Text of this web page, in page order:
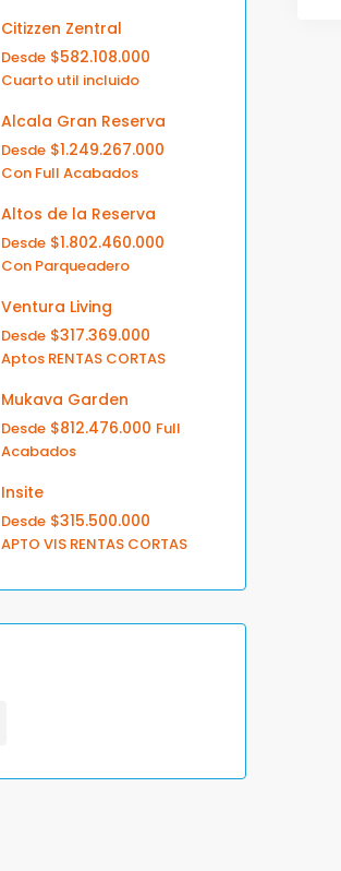
Citizzen Zentral
Desde $582.108.000
Cuarto util incluido
Alcala Gran Reserva
Desde $1.249.267.000
Con Full Acabados
Altos de la Reserva
Desde $1.802.460.000
Con Parqueadero
Ventura Living
Desde $317.369.000
Aptos RENTAS CORTAS
Mukava Garden
Desde $812.476.000 Full
Acabados
Insite
Desde $315.500.000
APTO VIS RENTAS CORTAS